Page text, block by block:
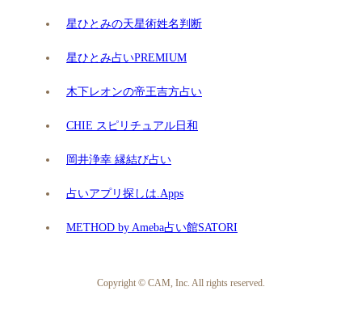
星ひとみの天星術姓名判断
星ひとみ占いPREMIUM
木下レオンの帝王吉方占い
CHIE スピリチュアル日和
岡井浄幸 縁結び占い
占いアプリ探しは.Apps
METHOD by Ameba占い館SATORI
Copyright © CAM, Inc. All rights reserved.